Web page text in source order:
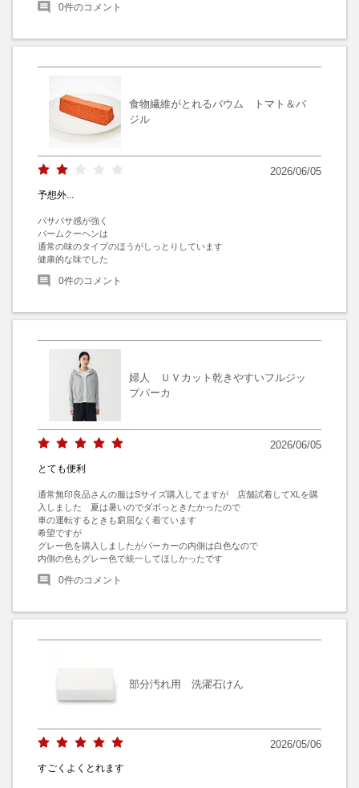
0件のコメント
食物繊維がとれるバウム トマト＆バ
ジル
2026/06/05
予想外...
パサパサ感が強く
バームクーヘンは
通常の味のタイプのほうがしっとりしています
健康的な味でした
0件のコメント
婦人 ＵＶカット乾きやすいフルジッ
プパーカ
2026/06/05
とても便利
通常無印良品さんの服はSサイズ購入してますが　店舗試着してXLを購
入しました　夏は暑いのでダボっときたかったので
車の運転するときも窮屈なく着ています
希望ですが
グレー色を購入しましたがパーカーの内側は白色なので
内側の色もグレー色で統一してほしかったです
0件のコメント
部分汚れ用 洗濯石けん
2026/05/06
すごくよくとれます